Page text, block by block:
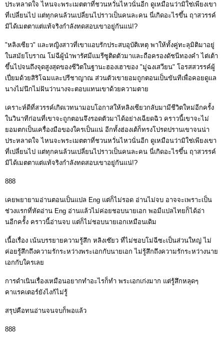
ประหลาดใจ ไหนจะพระเมตตาที่ชวนหวั่นไหวนั่นอีก ดูเหมือนว่ามิใช่เพียงเขา
ที่เปลี่ยนไป แต่ทุกคนล้วนเปลี่ยนไปราวเป็นคนละคน นี่เกิดอะไรขึ้น ฤาสวรรค์
มิได้เมตตาแต่แท้จริงกำลังทดสอบเขาอยู่กันแน่!?
"หลิงเซียว" และหญิงสาวที่เขาแอบรักประสบอุบัติเหตุ พาให้ทั้งคู่ทะลุมิติมาอยู่
ในสมัยโบราณ โม่ฉีผู้นำพารัศมีแมรีซูติดตัวมาและถือครองดัชนีทองคำ ไต่เต้า
ขึ้นไปจนถึงจุดสูงสุดของชีวิตในฐานะฮองเฮาของ "มู่ฉงเสวียน" โอรสสวรรค์ผู้
เปี่ยมด้วยสิริโฉมและปรีชาญาณ ส่วนตัวเขายอมถูกตอนเป็นขันทีเพื่อคอยดูแล
นางไม่นึกไม่ฝันว่านางจะตอบแทนเขาด้วยความตาย
เคราะห์ดีที่สวรรค์เกิดเวทนามอบโอกาสให้หลิงเซียวกลับมามีชีวิตใหม่อีกครั้ง
ในวินาทีก่อนที่เขาจะถูกตอนจึงรอดตัวมาได้อย่างเฉียดฉิว คราวนี้เขาจะไม่
ยอมตกเป็นเครื่องมือของใครเป็นแน่ อีกทั้งฮ่องเต้ก็ทรงโปรดปรานเขาจนน่า
ประหลาดใจ ไหนจะพระเมตตาที่ชวนหวั่นไหวนั่นอีก ดูเหมือนว่ามิใช่เพียงเขา
ที่เปลี่ยนไป แต่ทุกคนล้วนเปลี่ยนไปราวเป็นคนละคน นี่เกิดอะไรขึ้น ฤาสวรรค์
มิได้เมตตาแต่แท้จริงกำลังทดสอบเขาอยู่กันแน่!?
888
เคยพยายามอ่านตอนเป็นแปล Eng แต่ก็ไม่รอด อ่านไม่จบ อาจจะเพราะเป็น
ช่วงแรกที่หัดอ่าน Eng อ่านแล้วไม่ค่อยชอบนายเอก พอมีแปลไทยก็ได้อ่า
นอีกครั้้ง คราวนี้อ่านจบ แต่ก็ไม่ชอบนายเอกเหมือนเดิม
เนื้อเรื่อง เน้นบรรยายความรู้สึก หลิงเซ๊ยว ที่ไม่ชอบโม่ฉีซะเป็นส่วนใหญ่ ไม่
ค่อยรู้สึกถึงความรักระหว่างพระเอกกับนายเอก ไม่รู้สึกถึงความรักระหว่างนาย
เอกกับใครเลย
การดำเนินเรื่องเหมือนอยากทำอะไรก็ทำ พระเอกเก่งมาก แต่รู้สึกหลุดๆ
คาแรคเตอร์ยังไงก้ไม่รู้
สรุปคือทนอ่านจนจบก็พอแล้ว
888